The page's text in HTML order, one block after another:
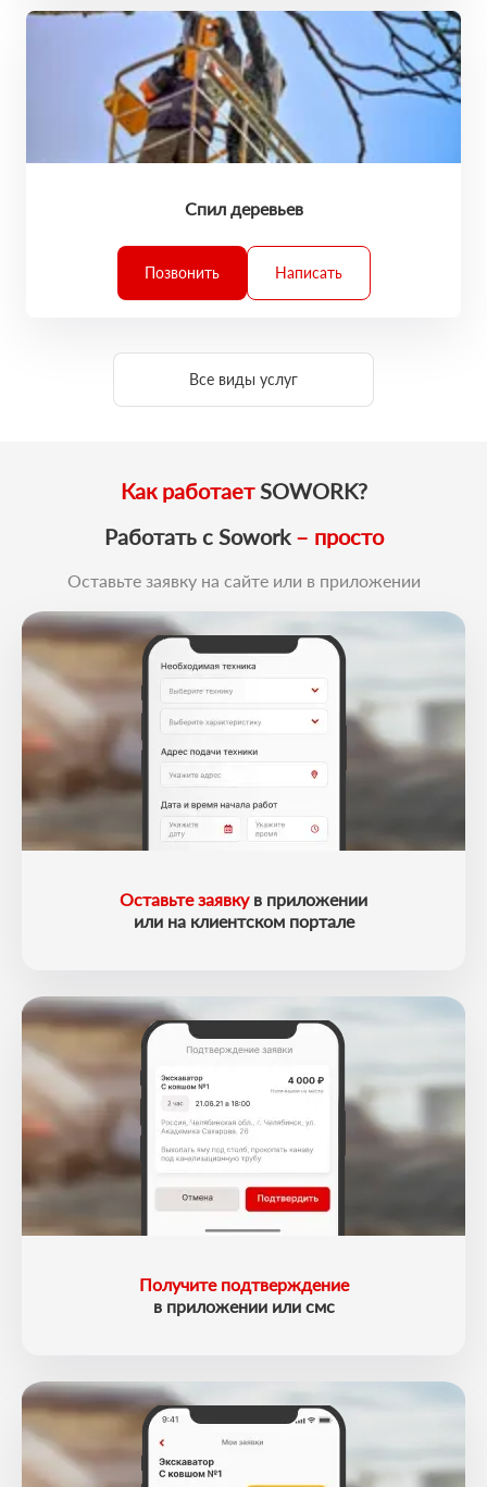
Спил деревьев
Позвонить Написать
Все виды услуг
Как работаетSOWORK?
Работать с Sowork – просто
Оставьте заявку на сайте или в приложении
Оставьте заявкув приложении
или на клиентском портале
Получите подтверждение
в приложении или смс